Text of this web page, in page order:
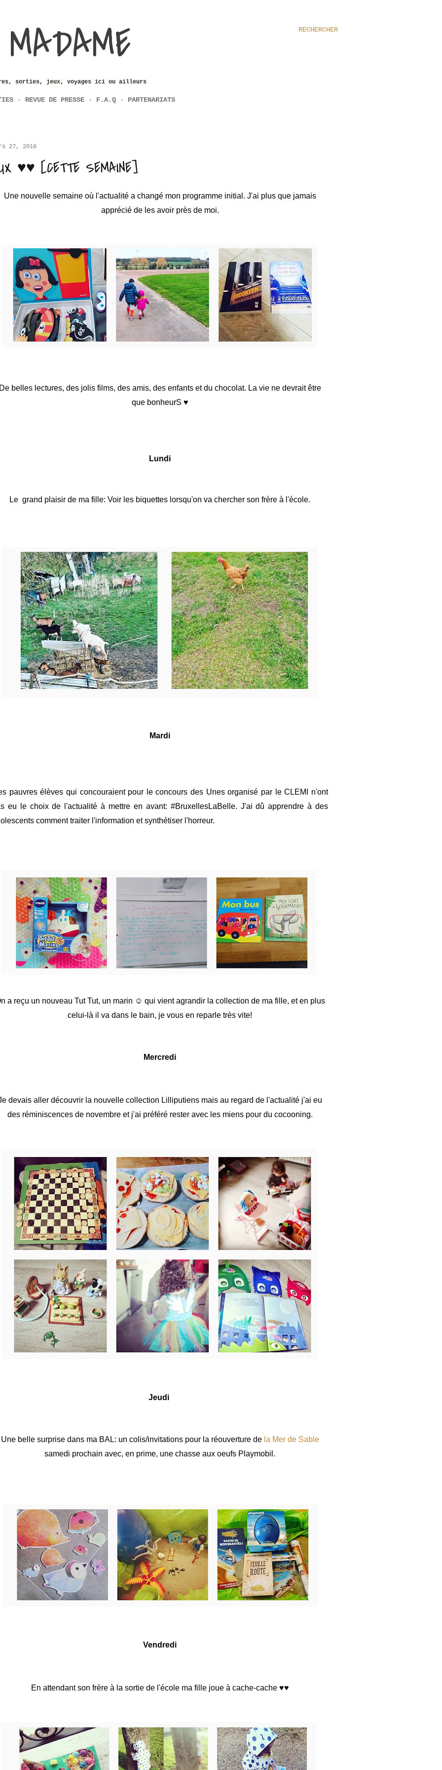
RECHERCHER
sorties, jeux, voyages ici ou ailleurs
REVUE DE PRESSE F.A.Q PARTENARIATS
27, 2016
♥♥ [CETTE SEMAINE]
Une nouvelle semaine où l'actualité a changé mon programme initial. J'ai plus que jamais
apprécié de les avoir près de moi.
belles lectures, des jolis films, des amis, des enfants et du chocolat. La vie ne devrait être
que bonheurS ♥
Lundi
Le grand plaisir de ma fille: Voir les biquettes lorsqu'on va chercher son frère à l'école.
Mardi
pauvres élèves qui concouraient pour le concours des Unes organisé par le CLEMI n'ont
eu le choixde l'actualité à mettre en avant: #BruxellesLaBelle. J'ai dû apprendre à des
commenttraiter l'information etsynthétiser l'horreur.
a reçu un nouveau TutTut, un marin ☺ qui vient agrandir la col lection de ma fille, et en plus
celui-là il va dans le bain, je vous en reparle très vite!
Mercredi
devais aller découvrir la nouvelle collection Lilliputiens mais au regard de l'actualité j'ai eu
des réminiscences de novembre et j'ai préféré rester avec les miens pour du cocooning.
Jeudi
Une belle surprise dans ma BAL: un colis/invitations pour la réouverture de la Mer de Sable
samedi prochain avec, en prime, une chasse aux oeufs Playmobil.
Vendredi
En attendant son frère à la sortie de l'école ma fille joue à cache-cache ♥♥